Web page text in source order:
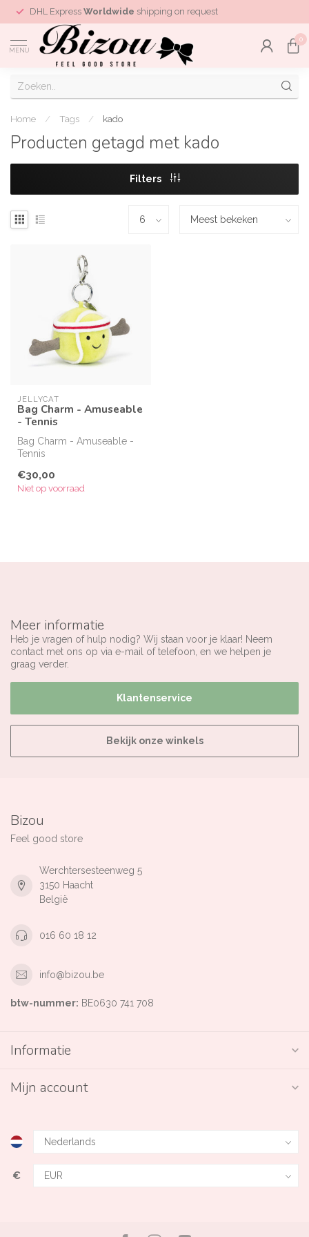
DHL Express Worldwide shipping on request
MENU
0
Home / Tags / kado
Producten getagd met kado
Filters
JELLYCAT
Bag Charm - Amuseable
- Tennis
Bag Charm - Amuseable -
Tennis
€30,00
Niet op voorraad
Meer informatie
Heb je vragen of hulp nodig? Wij staan voor je klaar! Neem
contact met ons op via e-mail of telefoon, en we helpen je
graag verder.
Klantenservice
Bekijk onze winkels
Bizou
Feel good store
Werchtersesteenweg 5
3150 Haacht
België
016 60 18 12
info@bizou.be
btw-nummer: BE0630 741 708
Informatie
Mijn account
€